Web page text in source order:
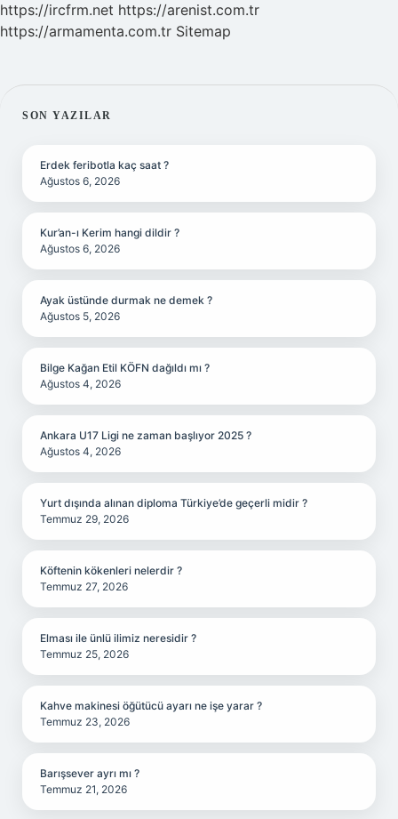
https://ircfrm.net https://arenist.com.tr
https://armamenta.com.tr Sitemap
SIDEBAR
SON YAZILAR
Erdek feribotla kaç saat ?
Ağustos 6, 2026
Kur’an-ı Kerim hangi dildir ?
Ağustos 6, 2026
Ayak üstünde durmak ne demek ?
Ağustos 5, 2026
Bilge Kağan Etil KÖFN dağıldı mı ?
Ağustos 4, 2026
Ankara U17 Ligi ne zaman başlıyor 2025 ?
Ağustos 4, 2026
Yurt dışında alınan diploma Türkiye’de geçerli midir ?
Temmuz 29, 2026
Köftenin kökenleri nelerdir ?
Temmuz 27, 2026
Elması ile ünlü ilimiz neresidir ?
Temmuz 25, 2026
Kahve makinesi öğütücü ayarı ne işe yarar ?
Temmuz 23, 2026
Barışsever ayrı mı ?
Temmuz 21, 2026